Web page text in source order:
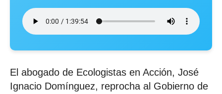
El abogado de Ecologistas en Acción, José
Ignacio Domínguez, reprocha al Gobierno de